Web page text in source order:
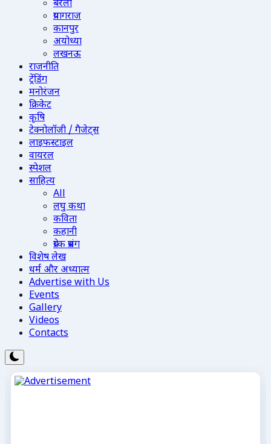
बरेली
प्रयागराज
कानपुर
अयोध्या
लखनऊ
राजनीति
ट्रेंडिंग
मनोरंजन
क्रिकेट
कृषि
टेक्नोलॉजी / गैजेट्स
लाइफस्टाइल
वायरल
स्पेशल
साहित्य
All
लघु कथा
कविता
कहानी
प्रेरक प्रसंग
विशेष लेख
धर्म और अध्यात्म
Advertise with Us
Events
Gallery
Videos
Contacts